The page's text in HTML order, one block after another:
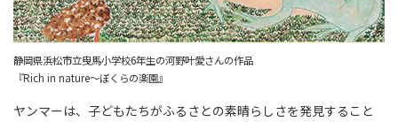
静岡県浜松市立曳馬小学校6年生の河野叶愛さんの作品
『Rich in nature～ぼくらの楽園』
ヤンマーは、子どもたちがふるさとの素晴らしさを発見すること